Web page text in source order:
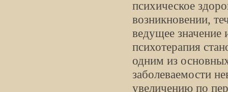
психическое
возникновении,
ведущее значение
психотерапия
одним из
заболеваемости
увеличению по